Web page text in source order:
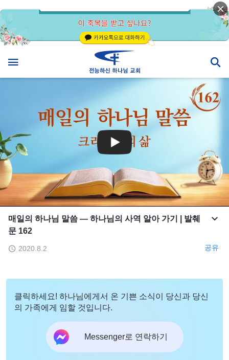
매일의 하나님 말씀 ― 하나님의 사역 알아 가기 | 발췌
문 162
2020.8.2 공유
클릭하세요! 하나님에게서 온 기쁜 소식이 당신과 당신
의 가족에게 임할 것입니다.
Messenger로 연락하기